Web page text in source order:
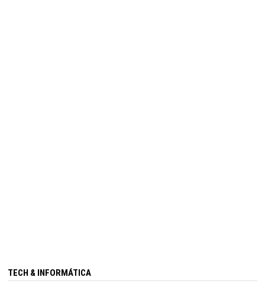
TECH & INFORMÁTICA